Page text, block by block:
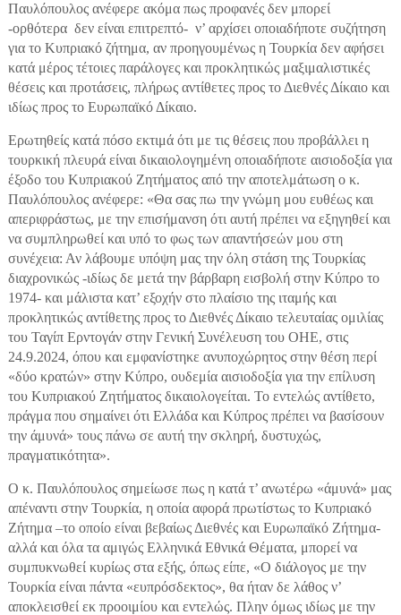
Παυλόπουλος ανέφερε ακόμα πως προφανές δεν μπορεί
-ορθότερα δεν είναι επιτρεπτό- ν’ αρχίσει οποιαδήποτε συζήτηση
για το Κυπριακό ζήτημα, αν προηγουμένως η Τουρκία δεν αφήσει
κατά μέρος τέτοιες παράλογες και προκλητικώς μαξιμαλιστικές
θέσεις και προτάσεις, πλήρως αντίθετες προς το Διεθνές Δίκαιο και
ιδίως προς το Ευρωπαϊκό Δίκαιο.
Ερωτηθείς κατά πόσο εκτιμά ότι με τις θέσεις που προβάλλει η
τουρκική πλευρά είναι δικαιολογημένη οποιαδήποτε αισιοδοξία για
έξοδο του Κυπριακού Ζητήματος από την αποτελμάτωση ο κ.
Παυλόπουλος ανέφερε: «Θα σας πω την γνώμη μου ευθέως και
απεριφράστως, με την επισήμανση ότι αυτή πρέπει να εξηγηθεί και
να συμπληρωθεί και υπό το φως των απαντήσεών μου στη
συνέχεια: Αν λάβουμε υπόψη μας την όλη στάση της Τουρκίας
διαχρονικώς -ιδίως δε μετά την βάρβαρη εισβολή στην Κύπρο το
1974- και μάλιστα κατ’ εξοχήν στο πλαίσιο της ιταμής και
προκλητικώς αντίθετης προς το Διεθνές Δίκαιο τελευταίας ομιλίας
του Ταγίπ Ερντογάν στην Γενική Συνέλευση του ΟΗΕ, στις
24.9.2024, όπου και εμφανίστηκε ανυποχώρητος στην θέση περί
«δύο κρατών» στην Κύπρο, ουδεμία αισιοδοξία για την επίλυση
του Κυπριακού Ζητήματος δικαιολογείται. Το εντελώς αντίθετο,
πράγμα που σημαίνει ότι Ελλάδα και Κύπρος πρέπει να βασίσουν
την άμυνά» τους πάνω σε αυτή την σκληρή, δυστυχώς,
πραγματικότητα».
Ο κ. Παυλόπουλος σημείωσε πως η κατά τ’ ανωτέρω «άμυνά» μας
απέναντι στην Τουρκία, η οποία αφορά πρωτίστως το Κυπριακό
Ζήτημα –το οποίο είναι βεβαίως Διεθνές και Ευρωπαϊκό Ζήτημα-
αλλά και όλα τα αμιγώς Ελληνικά Εθνικά Θέματα, μπορεί να
συμπυκνωθεί κυρίως στα εξής, όπως είπε, «Ο διάλογος με την
Τουρκία είναι πάντα «ευπρόσδεκτος», θα ήταν δε λάθος ν’
αποκλεισθεί εκ προοιμίου και εντελώς. Πλην όμως ιδίως με την